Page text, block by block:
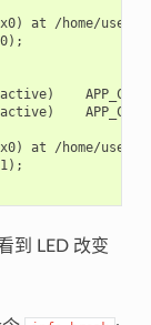
at /home/
APP_CPU:
APP_CPU:
at /home/
到 LED 改变